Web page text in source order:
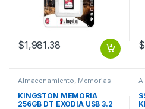
$1,981.38 $
Almacenamiento, Memorias
KINGSTON MEMORIA
256GB DT EXODIA USB 3.2